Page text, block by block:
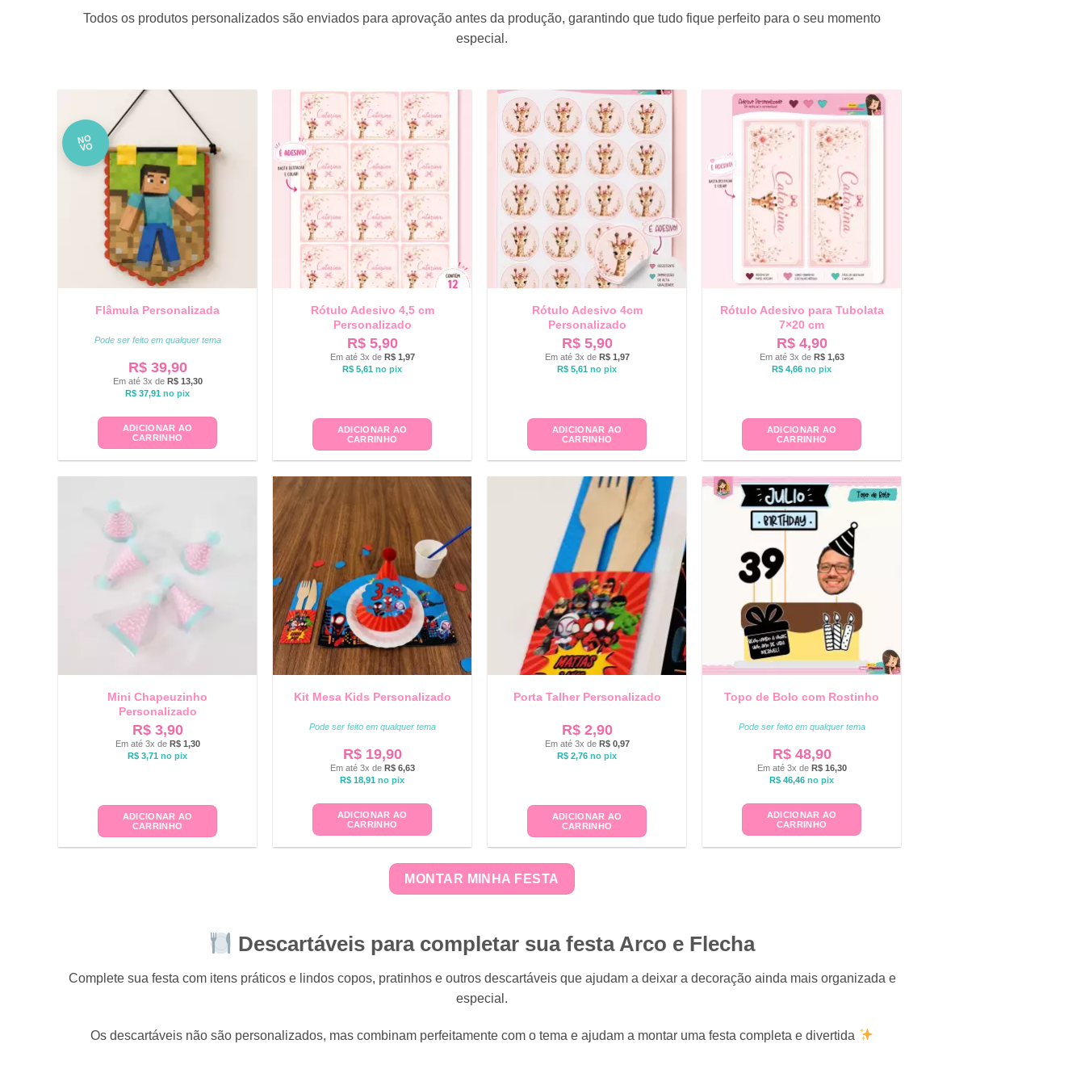
Todos os produtos personalizados são enviados para aprovação antes da produção, garantindo que tudo fique perfeito para o seu momento
especial.
NO
VO
Flâmula Personalizada
Pode ser feito em qualquer tema
R$39,90
Em até 3x de R$13,30
R$ 37,91 no pix
ADICIONAR AO
CARRINHO
Rótulo Adesivo 4,5 cm
Personalizado
R$5,90
Em até 3x de R$1,97
R$ 5,61 no pix
ADICIONAR AO
CARRINHO
Rótulo Adesivo 4cm
Personalizado
R$5,90
Em até 3x de R$1,97
R$ 5,61 no pix
ADICIONAR AO
CARRINHO
Rótulo Adesivo para Tubolata
7×20 cm
R$4,90
Em até 3x de R$1,63
R$ 4,66 no pix
ADICIONAR AO
CARRINHO
Mini Chapeuzinho
Personalizado
R$3,90
Em até 3x de R$1,30
R$ 3,71 no pix
ADICIONAR AO
CARRINHO
Kit Mesa Kids Personalizado
Pode ser feito em qualquer tema
R$19,90
Em até 3x de R$6,63
R$ 18,91 no pix
ADICIONAR AO
CARRINHO
Porta Talher Personalizado
R$2,90
Em até 3x de R$0,97
R$ 2,76 no pix
ADICIONAR AO
CARRINHO
Topo de Bolo com Rostinho
Pode ser feito em qualquer tema
R$48,90
Em até 3x de R$16,30
R$ 46,46 no pix
ADICIONAR AO
CARRINHO
MONTAR MINHA FESTA
Descartáveis para completar sua festa Arco e Flecha
Complete sua festa com itens práticos e lindos copos, pratinhos e outros descartáveis que ajudam a deixar a decoração ainda mais organizada e
especial.
Os descartáveis não são personalizados, mas combinam perfeitamente com o tema e ajudam a montar uma festa completa e divertida